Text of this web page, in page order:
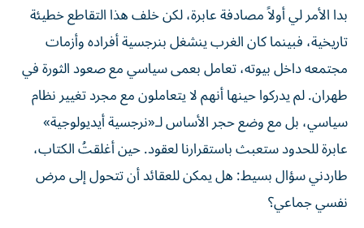
بدا الأمر لي أولاً مصادفة عابرة، لكن خلف هذا التقاطع خطيئة
تاريخية، فبينما كان الغرب ينشغل بنرجسية أفراده وأزمات
مجتمعه داخل بيوته، تعامل بعمى سياسي مع صعود الثورة في
طهران. لم يدركوا حينها أنهم لا يتعاملون مع مجرد تغيير نظام
سياسي، بل مع وضع حجر الأساس لـ«نرجسية أيديولوجية»
عابرة للحدود ستعبث باستقرارنا لعقود. حين أغلقتُ الكتاب،
طاردني سؤال بسيط: هل يمكن للعقائد أن تتحول إلى مرض
نفسي جماعي؟